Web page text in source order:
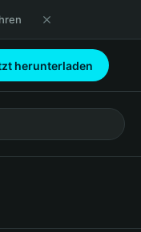
herunterladen